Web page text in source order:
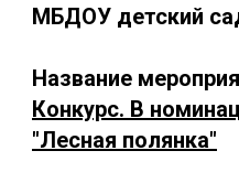
МБДОУ детский
Название
Конкурс. В
"Лесная полянка"